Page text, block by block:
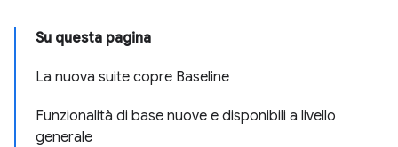
Su questa pagina
La nuova suite copre Baseline
Funzionalità di base nuove e disponibili a livello
generale